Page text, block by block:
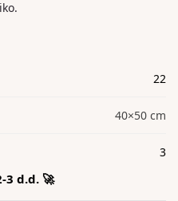
22
40×50 cm
3
3 d.d. 🚀